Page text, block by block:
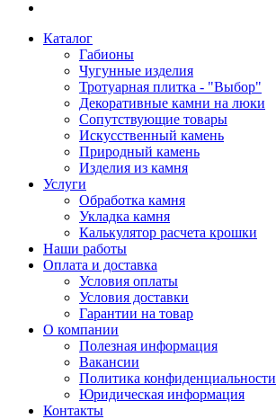
Каталог
Габионы
Чугунные изделия
Тротуарная плитка - "Выбор"
Декоративные камни на люки
Сопутствующие товары
Искусственный камень
Природный камень
Изделия из камня
Услуги
Обработка камня
Укладка камня
Калькулятор расчета крошки
Наши работы
Оплата и доставка
Условия оплаты
Условия доставки
Гарантии на товар
О компании
Полезная информация
Вакансии
Политика конфиденциальности
Юридическая информация
Контакты